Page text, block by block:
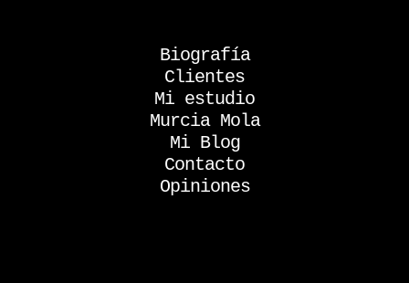
Biografía
Clientes
Mi estudio
Murcia Mola
Mi Blog
Contacto
Opiniones